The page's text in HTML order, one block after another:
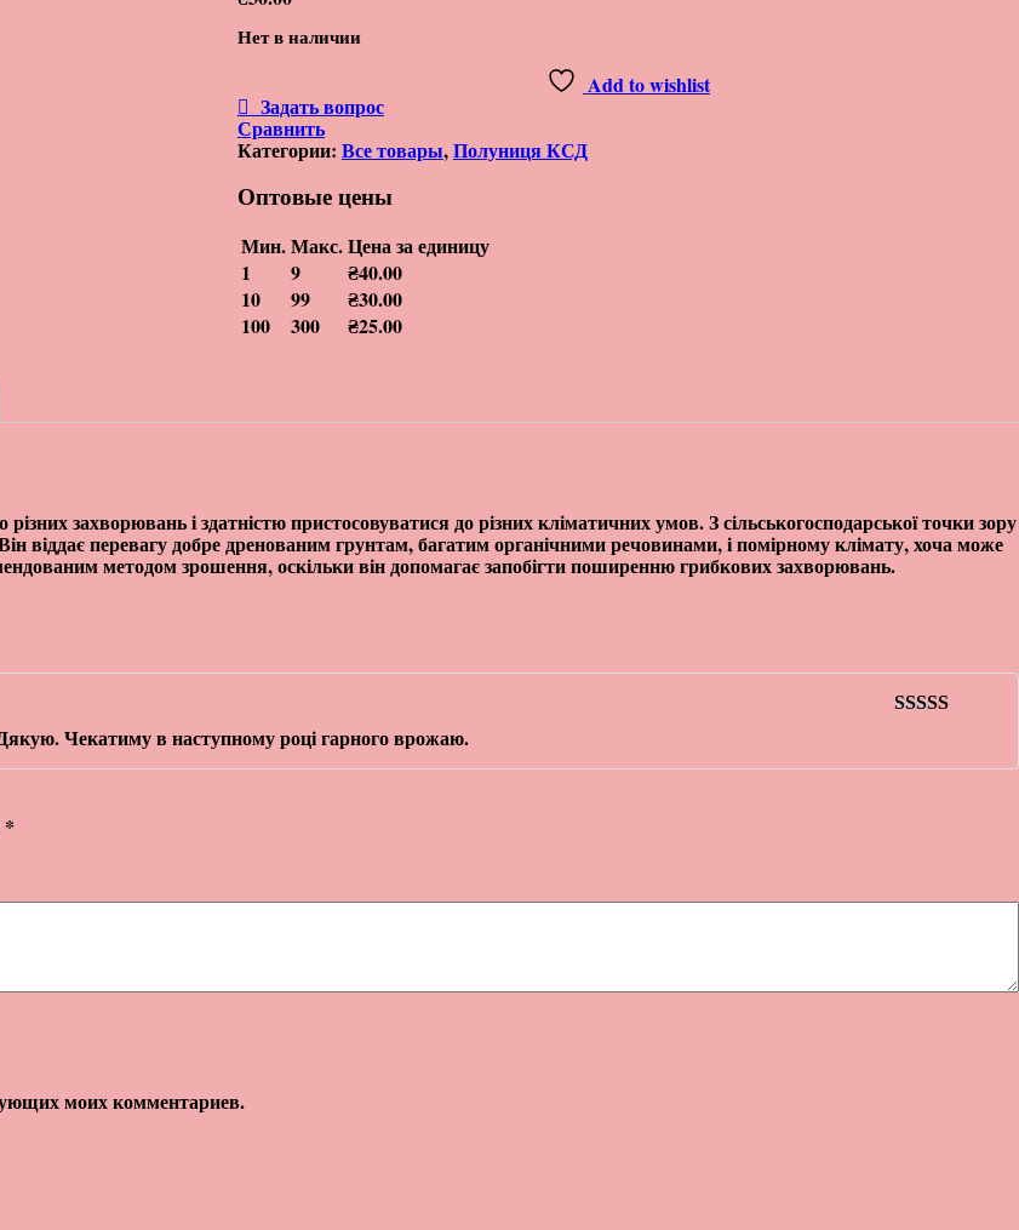
пользователя
Нет в наличии
Add to wishlist
Задать вопрос
Сравнить
Категории: Все товары,Полуниця КСД
Оптовые цены
Мин.Макс.Цена за единицу
1
9 ₴40.00
10
99 ₴30.00
100
300 ₴25.00
захворювань і здатністю пристосовуватися до різних кліматичних умов. З сільськогосподарської точки зору
віддає перевагу добре дренованим грунтам, багатим органічними речовинами, і помірному клімату, хоча може
методом зрошення, оскільки він допомагає запобігти поширенню грибкових захворювань.
Чекатиму в наступному році гарного врожаю.
*
моих комментариев.